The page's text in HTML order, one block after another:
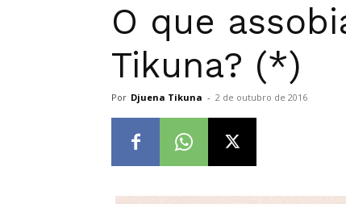
O que
Tikuna? (*)
Por Djuena Tikuna - 2 de outubro de 2016